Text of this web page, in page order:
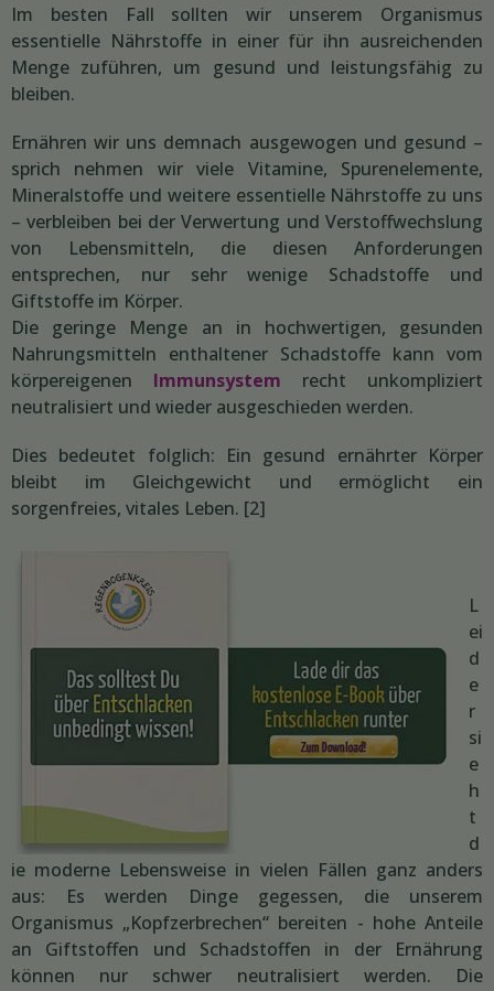
Im besten Fall sollten wir unserem Organismus
essentielle Nährstoffe in einer für ihn ausreichenden
Menge zuführen, um gesund und leistungsfähig zu
bleiben.
Ernähren wir uns demnach ausgewogen und gesund –
sprich nehmen wir viele Vitamine, Spurenelemente,
Mineralstoffe und weitere essentielle Nährstoffe zu uns
– verbleiben bei der Verwertung und Verstoffwechslung
von Lebensmitteln, die diesen Anforderungen
entsprechen, nur sehr wenige Schadstoffe und
Giftstoffe im Körper.
Die geringe Menge an in hochwertigen, gesunden
Nahrungsmitteln enthaltener Schadstoffe kann vom
körpereigenen Immunsystem recht unkompliziert
neutralisiert und wieder ausgeschieden werden.
Dies bedeutet folglich: Ein gesund ernährter Körper
bleibt im Gleichgewicht und ermöglicht ein
sorgenfreies, vitales Leben. [2]
L
ei
d
e
r
si
e
h
t
d
ie moderne Lebensweise in vielen Fällen ganz anders
aus: Es werden Dinge gegessen, die unserem
Organismus „Kopfzerbrechen“ bereiten - hohe Anteile
an Giftstoffen und Schadstoffen in der Ernährung
können nur schwer neutralisiert werden. Die